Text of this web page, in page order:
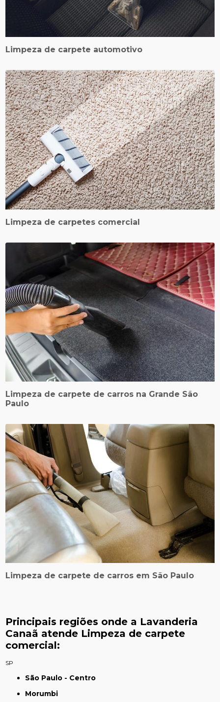
Limpeza de carpete automotivo
Limpeza de carpetes comercial
Limpeza de carpete de carros na Grande São
Paulo
Limpeza de carpete de carros em São Paulo
Principais regiões onde a Lavanderia
Canaã atende Limpeza de carpete
comercial:
SP
São Paulo - Centro
Morumbi